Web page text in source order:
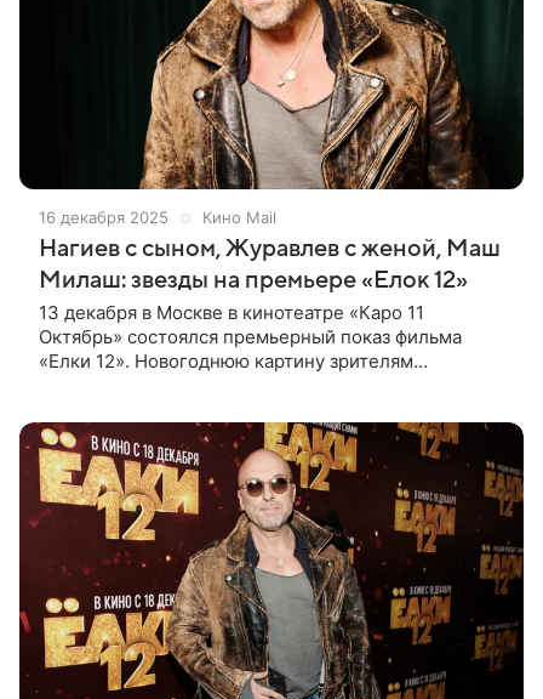
16 декабря 2025 Кино Mail
Нагиев с сыном, Журавлев с женой, Маш
Милаш: звезды на премьере «Елок 12»
13 декабря в Москве в кинотеатре «Каро 11
Октябрь» состоялся премьерный показ фильма
«Елки 12». Новогоднюю картину зрителям